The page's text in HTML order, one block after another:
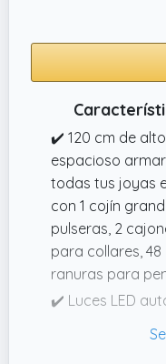
✔️ 120 cm de
espacioso
todas tus joyas
con 1 cojín
pulseras, 2
para collares,
ranuras para
✔️ Luces LED
acogedora